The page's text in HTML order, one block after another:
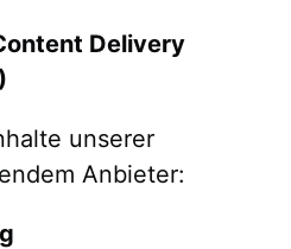
Delivery
unserer
Anbieter: